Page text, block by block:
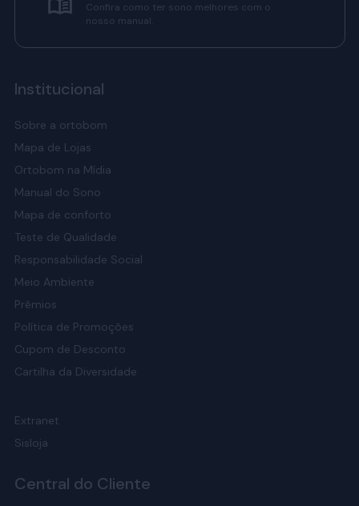
Confira como ter sono melhores com o
nosso manual.
Institucional
Sobre a ortobom
Mapa de Lojas
Ortobom na Mídia
Manual do Sono
Mapa de conforto
Teste de Qualidade
Responsabilidade Social
Meio Ambiente
Prêmios
Política de Promoções
Cupom de Desconto
Cartilha da Diversidade
Extranet
Sisloja
Central do Cliente